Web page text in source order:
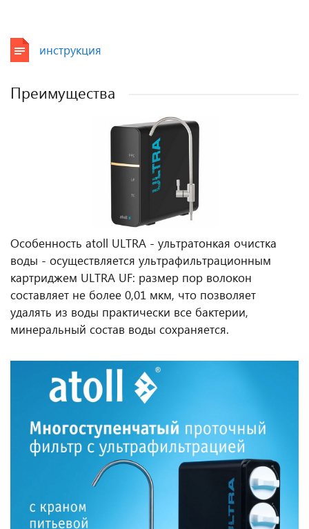
инструкция
Преимущества
Особенность atoll ULTRA - ультратонкая очистка
воды - осуществляется ультрафильтрационным
картриджем ULTRA UF: размер пор волокон
составляет не более 0,01 мкм, что позволяет
удалять из воды практически все бактерии,
минеральный состав воды сохраняется.